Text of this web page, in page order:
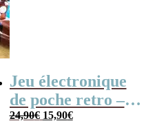
Jeu électronique
de poche retro –
Console vintage
24,90€ Le
prix
15,90€Le
prix